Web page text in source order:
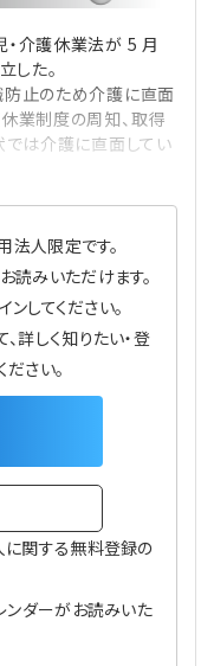
一答
託」活用戦略
事戦略
ー
ライン
介護休業法が 5 月
した。
止のため介護に直面
業制度の周知、取得
では介護に直面してい
法人限定です。
読みいただけます。
してください。
詳しく知りたい・登
さい。
に関する無料登録の
ダーがお読みいた